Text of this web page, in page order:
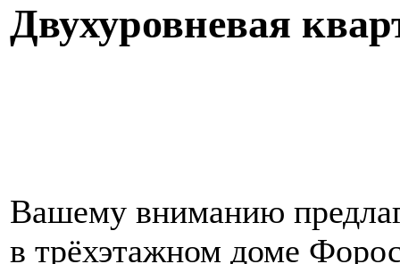
Двухуровневая
Вашему вниманию
в трёхэтажном доме